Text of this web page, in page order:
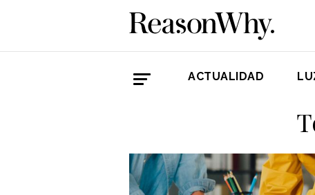
ACTUALIDAD